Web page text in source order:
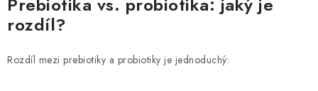
rozdíl?
Rozdíl mezi prebiotiky a probiotiky je jednoduchý: